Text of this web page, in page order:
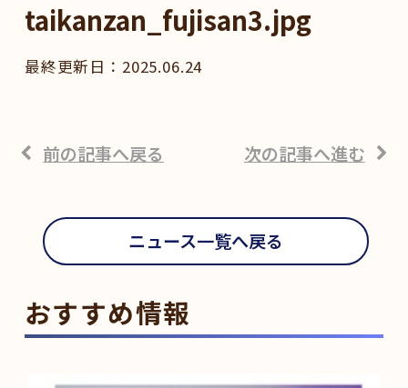
taikanzan_fujisan3.jpg
2025.06.24
前の記事へ戻る 次の記事へ進む
ニュース一覧へ戻る
おすすめ情報